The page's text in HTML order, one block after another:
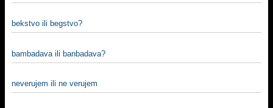
bekstvo ili begstvo?
bambadava ili banbadava?
neverujem ili ne verujem